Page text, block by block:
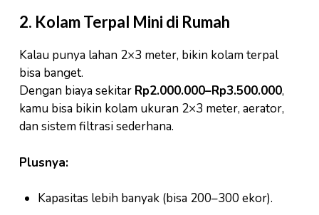
2. Kolam Terpal Mini di Rumah
Kalau punya lahan 2×3 meter, bikin kolam terpal
bisa banget.
Dengan biaya sekitar Rp2.000.000–Rp3.500.000,
kamu bisa bikin kolam ukuran 2×3 meter, aerator,
dan sistem filtrasi sederhana.
Plusnya:
Kapasitas lebih banyak (bisa 200–300 ekor).